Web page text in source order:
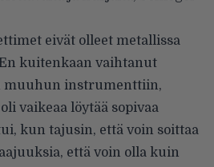
eivät olleet metallissa
kuitenkaan vaihtanut
muuhun instrumenttiin,
vaikeaa löytää sopivaa
kun tajusin, että voin soittaa
että voin olla kuin